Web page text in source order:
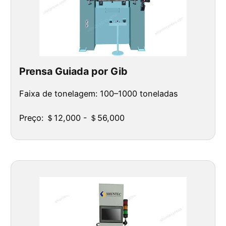
Prensa Guiada por Gib
Faixa de tonelagem: 100–1000 toneladas
Preço: ＄12,000 - ＄56,000